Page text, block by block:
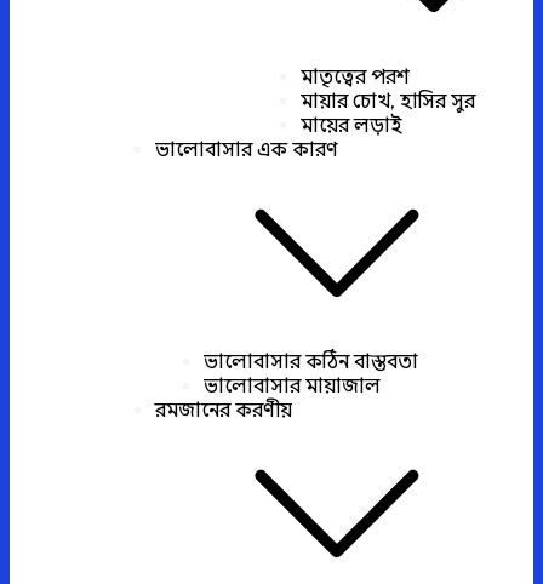
মাতৃত্বের পরশ
মায়ার চোখ, হাসির সুর
মায়ের লড়াই
ভালোবাসার এক কারণ
ভালোবাসার কঠিন বাস্তবতা
ভালোবাসার মায়াজাল
রমজানের করণীয়